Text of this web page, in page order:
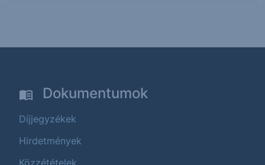
Dokumentumok
Díjjegyzékek
Hirdetmények